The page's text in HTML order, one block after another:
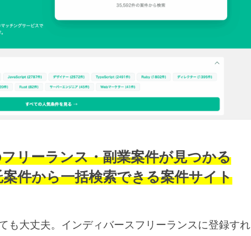
リーランス・副業案件が見つかる
件から一括検索できる案件サイト
も大丈夫。インディバースフリーランスに登録すれ